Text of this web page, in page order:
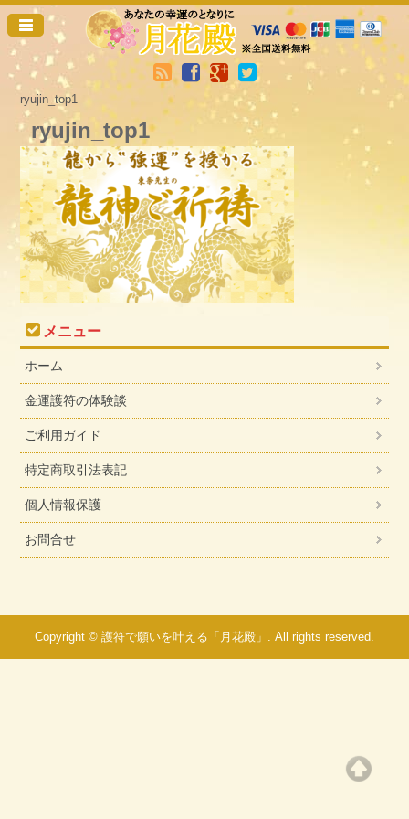
ryujin_top1
ryujin_top1
メニュー
ホーム
金運護符の体験談
ご利用ガイド
特定商取引法表記
個人情報保護
お問合せ
Copyright © 護符で願いを叶える「月花殿」. All rights reserved.